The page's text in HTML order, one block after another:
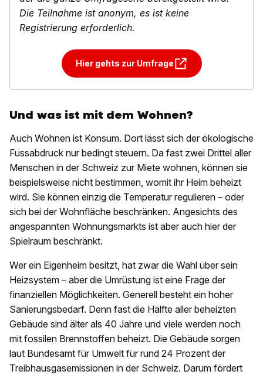
Die Teilnahme ist anonym, es ist keine
Registrierung erforderlich.
Hier gehts zur Umfrage
Und was ist mit dem Wohnen?
Auch Wohnen ist Konsum. Dort lässt sich der ökologische
Fussabdruck nur bedingt steuern. Da fast zwei Drittel aller
Menschen in der Schweiz zur Miete wohnen, können sie
beispielsweise nicht bestimmen, womit ihr Heim beheizt
wird. Sie können einzig die Temperatur regulieren – oder
sich bei der Wohnfläche beschränken. Angesichts des
angespannten Wohnungsmarkts ist aber auch hier der
Spielraum beschränkt.
Wer ein Eigenheim besitzt, hat zwar die Wahl über sein
Heizsystem – aber die Umrüstung ist eine Frage der
finanziellen Möglichkeiten. Generell besteht ein hoher
Sanierungsbedarf. Denn fast die Hälfte aller beheizten
Gebäude sind älter als 40 Jahre und viele werden noch
mit fossilen Brennstoffen beheizt. Die Gebäude sorgen
laut Bundesamt für Umwelt für rund 24 Prozent der
Treibhausgasemissionen in der Schweiz. Darum fördert